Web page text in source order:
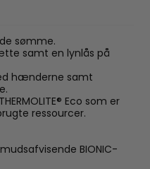
sømme.
samt en lynlås på
hænderne samt
Eco som er
ressourcer.
BIONIC-